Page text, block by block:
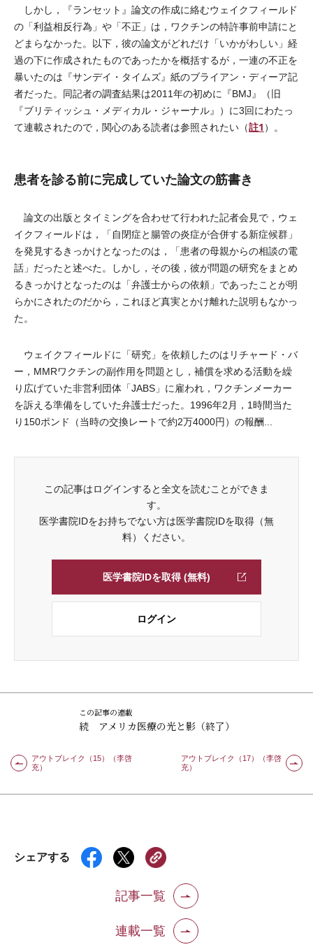
しかし，『ランセット』論文の作成に絡むウェイクフィールド
の「利益相反行為」や「不正」は，ワクチンの特許事前申請にと
どまらなかった。以下，彼の論文がどれだけ「いかがわしい」経
過の下に作成されたものであったかを概括するが，一連の不正を
暴いたのは『サンデイ・タイムズ』紙のブライアン・ディーア記
者だった。同記者の調査結果は2011年の初めに『BMJ』（旧
『ブリティッシュ・メディカル・ジャーナル』）に3回にわたっ
て連載されたので，関心のある読者は参照されたい（註1 ）。
患者を診る前に完成していた論文の筋書き
論文の出版とタイミングを合わせて行われた記者会見で，ウェ
イクフィールドは，「自閉症と腸管の炎症が合併する新症候群」
を発見するきっかけとなったのは，「患者の母親からの相談の電
話」だったと述べた。しかし，その後，彼が問題の研究をまとめ
るきっかけとなったのは「弁護士からの依頼」であったことが明
らかにされたのだから，これほど真実とかけ離れた説明もなかっ
た。
ウェイクフィールドに「研究」を依頼したのはリチャード・バ
ー，MMRワクチンの副作用を問題とし，補償を求める活動を繰
り広げていた非営利団体「JABS」に雇われ，ワクチンメーカー
を訴える準備をしていた弁護士だった。1996年2月，1時間当た
り150ポンド（当時の交換レートで約2万4000円）の報酬...
この記事はログインすると全文を読むことができま
す。
医学書院IDをお持ちでない方は医学書院IDを取得（無
料）ください。
医学書院IDを取得 (無料)
ログイン
この記事の連載
続 アメリカ医療の光と影（終了）
アウトブレイク（15）（李啓
充）
アウトブレイク（17）（李啓
充）
シェアする
記事一覧
連載一覧